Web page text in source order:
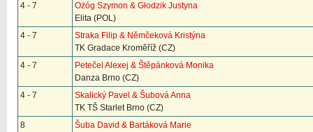
4 - 7
Ożóg Szymon & Głodzik Justyna
Elita (POL)
4 - 7
Straka Filip & Němčeková Kristýna
TK Gradace Kroměříž (CZ)
4 - 7
Petečel Alexej & Štěpánková Monika
Danza Brno (CZ)
4 - 7
Skalický Pavel & Šubová Anna
TK TŠ Starlet Brno (CZ)
8
Šuba David & Bartáková Marie